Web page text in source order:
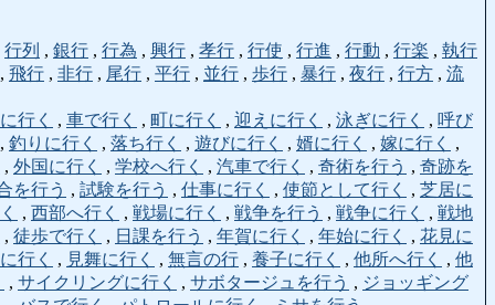
行列 , 銀行 , 行為 , 興行 , 孝行 , 行使 , 行進 , 行動 , 行楽 , 執行
, 飛行 , 非行 , 尾行 , 平行 , 並行 , 歩行 , 暴行 , 夜行 , 行方 , 流
行く , 車で行く , 町に行く , 迎えに行く , 泳ぎに行く , 呼び
, 釣りに行く , 落ち行く , 遊びに行く , 婿に行く , 嫁に行く
,
, 外国に行く , 学校へ行く , 汽車で行く , 奇術を行う , 奇跡を
を行う , 試験を行う , 仕事に行く , 使節として行く , 芝居に
, 西部へ行く , 戦場に行く , 戦争を行う , 戦争に行く , 戦地
, 徒歩で行く , 日課を行う , 年賀に行く , 年始に行く , 花見に
行く , 見舞に行く , 無言の行 , 養子に行く , 他所へ行く , 他
, サイクリングに行く , サボタージュを行う , ジョッギング